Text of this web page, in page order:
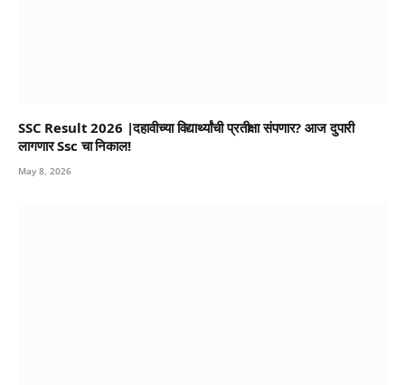
SSC Result 2026 |दहावीच्या विद्यार्थ्यांची प्रतीक्षा संपणार? आज दुपारी
लागणार Ssc चा निकाल!
May 8, 2026